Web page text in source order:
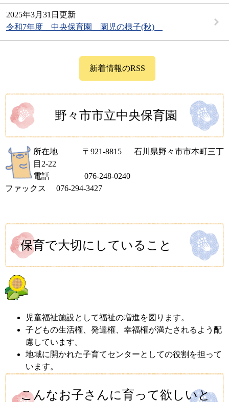
2025年3月31日更新
令和7年度 中央保育園 園児の様子(秋)
新着情報のRSS
野々市市立中央保育園
所在地 〒921-8815 石川県野々市市本町三丁
目2-22
​電話 076-248-0240
ファックス 076-294-3427
保育で大切にしていること
児童福祉施設として福祉の増進を図ります。
子どもの生活権、発達権、幸福権が満たされるよう配
慮しています。
地域に開かれた子育てセンターとしての役割を担って
います。
こんなお子さんに育って欲しいと